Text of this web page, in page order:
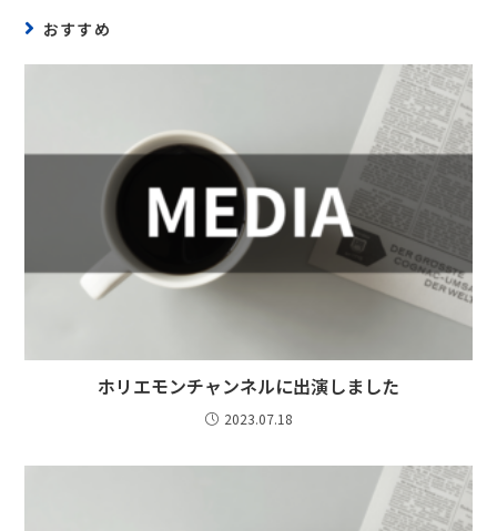
おすすめ
ホリエモンチャンネルに出演しました
2023.07.18